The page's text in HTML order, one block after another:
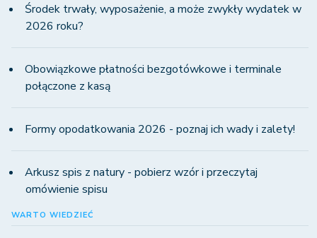
Środek trwały, wyposażenie, a może zwykły wydatek w
2026 roku?
Obowiązkowe płatności bezgotówkowe i terminale
połączone z kasą
Formy opodatkowania 2026 - poznaj ich wady i zalety!
Arkusz spis z natury - pobierz wzór i przeczytaj
omówienie spisu
WARTO WIEDZIEĆ